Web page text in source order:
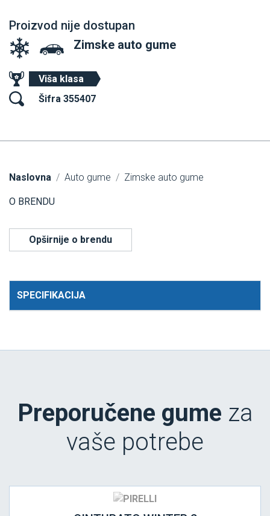
Proizvod nije dostupan
Zimske auto gume
Viša klasa
Šifra 355407
Naslovna Auto gume Zimske auto gume
O BRENDU
Opširnije o brendu
SPECIFIKACIJA
Preporučene gume za
vaše potrebe